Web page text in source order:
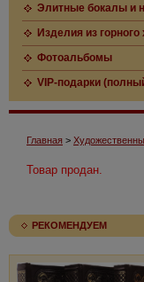
Элитные бокалы и
Изделия из горного
Фотоальбомы
VIP-подарки
Главная >
Товар продан.
РЕКОМЕНДУЕМ